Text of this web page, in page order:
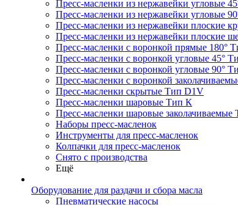
Пресс-масленки из нержавейки угловые
Пресс-масленки из нержавейки угловые
Пресс-масленки из нержавейки плоские
Пресс-масленки из нержавейки плоские
Пресс-масленки с воронкой прямые 180°
Пресс-масленки с воронкой угловые 45°
Пресс-масленки с воронкой угловые 90°
Пресс-масленки с воронкой
Пресс-масленки скрытые Тип D1V
Пресс-масленки шаровые Тип К
Пресс-масленки шаровые заколачиваемые
Наборы пресс-масленок
Инструменты для пресс-масленок
Колпачки для пресс-масленок
Снято с производства
Ещё
Оборудование для раздачи и сбора масла
Пневматические насосы